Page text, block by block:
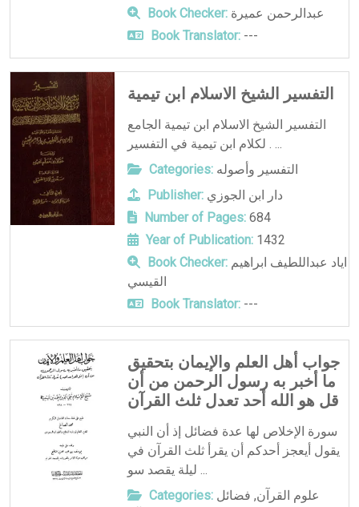
Book Checker: عبدالرحمن عميرة
Book Translator:---
التفسير الشيخ الاسلام ابن تيمية
التفسير الشيخ الاسلام ابن تيمية الجامع
لكلام ابن تيمية في التفسير . ...
Categories: التفسير وأصوله
Publisher: دار ابن الجوزي
Number of Pages:684
Year of Publication:1432
Book Checker:اياد عبداللطيف ابراهيم
القيسي
Book Translator:---
جواب أهل العلم والإيمان بتحقيق
ما أخبر به رسول الرحمن من أن
قل هو الله أحد تعدل ثلث القرآن
سورة الإخلاص لها عدة فضائل إذ أن النبي
يقول أيعجز أحدكم أن يقرأ ثلث القرآن في
ليلة يقصد سو ...
Categories:
علوم القرآن, فضائل